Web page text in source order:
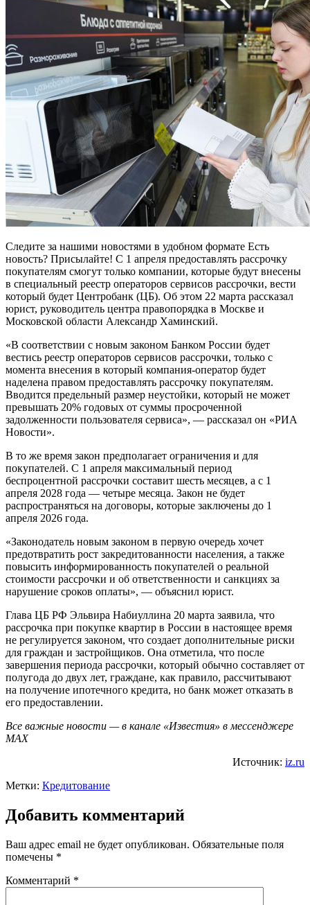
Следите за нашими новостями в удобном формате Есть
новость? Присылайте! С 1 апреля предоставлять рассрочку
покупателям смогут только компании, которые будут внесены
в специальный реестр операторов сервисов рассрочки, вести
который будет Центробанк (ЦБ). Об этом 22 марта рассказал
юрист, руководитель центра правопорядка в Москве и
Московской области Александр Хаминский.
«В соответствии с новым законом Банком России будет
вестись реестр операторов сервисов рассрочки, только с
момента внесения в который компания-оператор будет
наделена правом предоставлять рассрочку покупателям.
Вводится предельный размер неустойки, который не может
превышать 20% годовых от суммы просроченной
задолженности пользователя сервиса», — рассказал он «РИА
Новости».
В то же время закон предполагает ограничения и для
покупателей. С 1 апреля максимальный период
беспроцентной рассрочки составит шесть месяцев, а с 1
апреля 2028 года — четыре месяца. Закон не будет
распространяться на договоры, которые заключены до 1
апреля 2026 года.
«Законодатель новым законом в первую очередь хочет
предотвратить рост закредитованности населения, а также
повысить информированность покупателей о реальной
стоимости рассрочки и об ответственности и санкциях за
нарушение сроков оплаты», — объяснил юрист.
Глава ЦБ РФ Эльвира Набиуллина 20 марта заявила, что
рассрочка при покупке квартир в России в настоящее время
не регулируется законом, что создает дополнительные риски
для граждан и застройщиков. Она отметила, что после
завершения периода рассрочки, который обычно составляет от
полугода до двух лет, граждане, как правило, рассчитывают
на получение ипотечного кредита, но банк может отказать в
его предоставлении.
Все важные новости — в канале «Известия» в мессенджере
МАХ
Источник: iz.ru
Метки: Кредитование
Добавить комментарий
Ваш адрес email не будет опубликован. Обязательные поля
помечены *
Комментарий *